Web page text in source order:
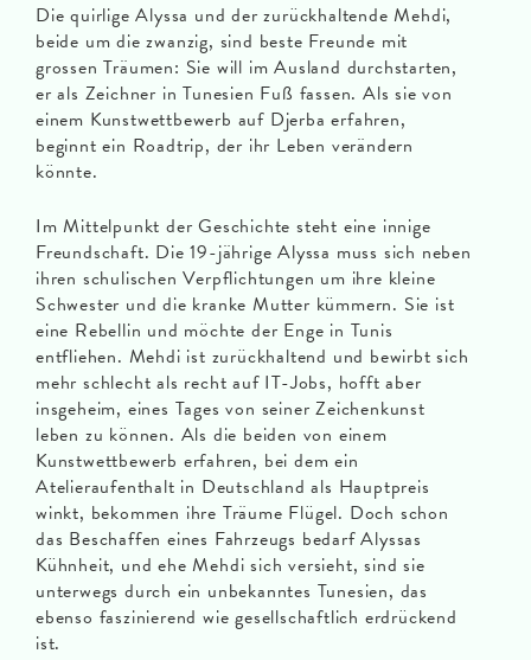
Die quirlige Alyssa und der zurückhaltende Mehdi,
beide um die zwanzig, sind beste Freunde mit
grossen Träumen: Sie will im Ausland durchstarten,
er als Zeichner in Tunesien Fuß fassen. Als sie von
einem Kunstwettbewerb auf Djerba erfahren,
beginnt ein Roadtrip, der ihr Leben verändern
könnte.
Im Mittelpunkt der Geschichte steht eine innige
Freundschaft. Die 19-jährige Alyssa muss sich neben
ihren schulischen Verpflichtungen um ihre kleine
Schwester und die kranke Mutter kümmern. Sie ist
eine Rebellin und möchte der Enge in Tunis
entfliehen. Mehdi ist zurückhaltend und bewirbt sich
mehr schlecht als recht auf IT-Jobs, hofft aber
insgeheim, eines Tages von seiner Zeichenkunst
leben zu können. Als die beiden von einem
Kunstwettbewerb erfahren, bei dem ein
Atelieraufenthalt in Deutschland als Hauptpreis
winkt, bekommen ihre Träume Flügel. Doch schon
das Beschaffen eines Fahrzeugs bedarf Alyssas
Kühnheit, und ehe Mehdi sich versieht, sind sie
unterwegs durch ein unbekanntes Tunesien, das
ebenso faszinierend wie gesellschaftlich erdrückend
ist.